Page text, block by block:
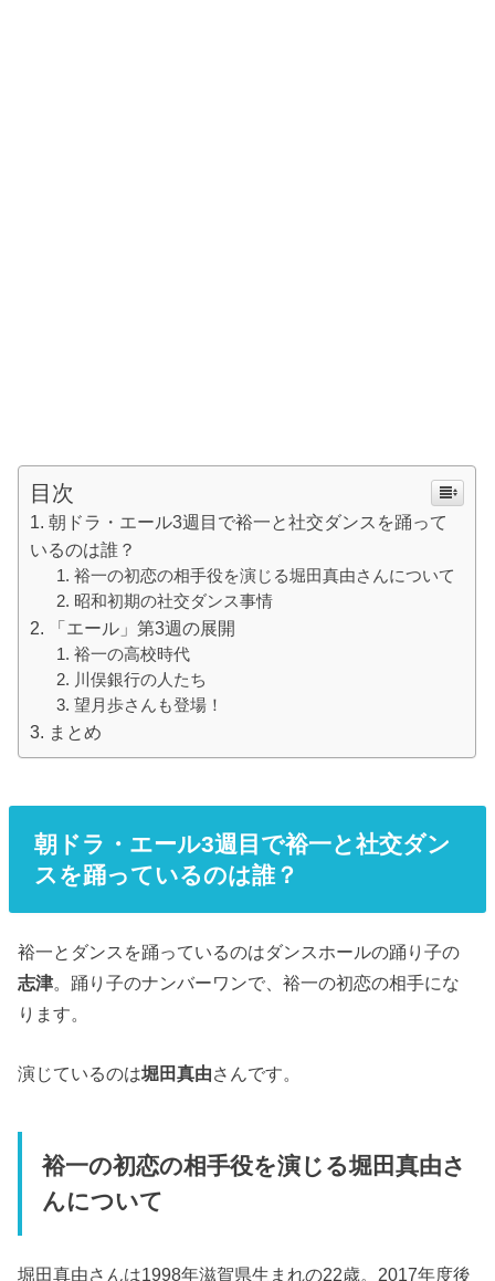
目次
朝ドラ・エール3週目で裕一と社交ダンスを踊って
いるのは誰？
裕一の初恋の相手役を演じる堀田真由さんについて
昭和初期の社交ダンス事情
「エール」第3週の展開
裕一の高校時代
川俣銀行の人たち
望月歩さんも登場！
まとめ
朝ドラ・エール3週目で裕一と社交ダン
スを踊っているのは誰？
裕一とダンスを踊っているのはダンスホールの踊り子の
志津。踊り子のナンバーワンで、裕一の初恋の相手にな
ります。
演じているのは堀田真由さんです。
裕一の初恋の相手役を演じる堀田真由さ
んについて
堀田真由さんは1998年滋賀県生まれの22歳。2017年度後